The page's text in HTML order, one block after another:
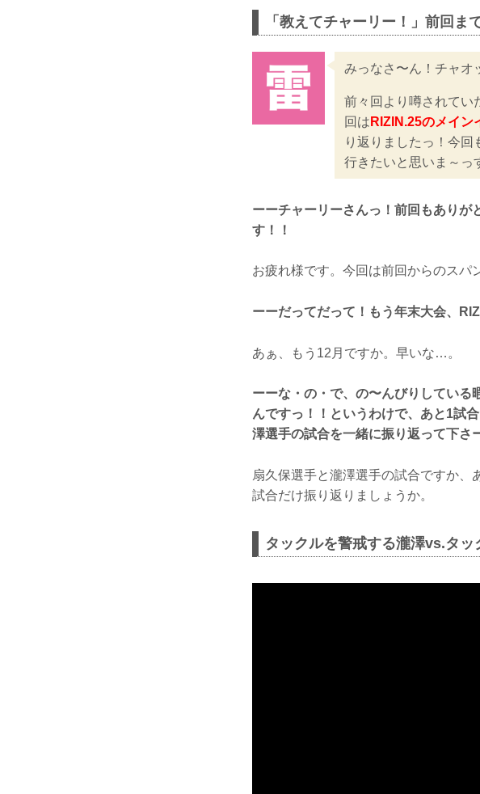
「教えてチャーリー！」前回ま
みっなさ〜ん！チャオ
前々回より噂されてい
回は RIZIN.25のメイ
り返りましたっ！今
行きたいと思いま～っ
ーーチャーリーさんっ！前回もありが
す！！
お疲れ様です。今回は前回からのスパ
ーーだってだって！もう年末大会、
あぁ、もう12月ですか。早いな…。
ーーな・の・で、の〜んびりしている
んですっ！！というわけで、あと1試
澤選手の試合を一緒に振り返って下さ
扇久保選手と瀧澤選手の試合ですか
試合だけ振り返りましょうか。
タックルを警戒する瀧澤vs.タ